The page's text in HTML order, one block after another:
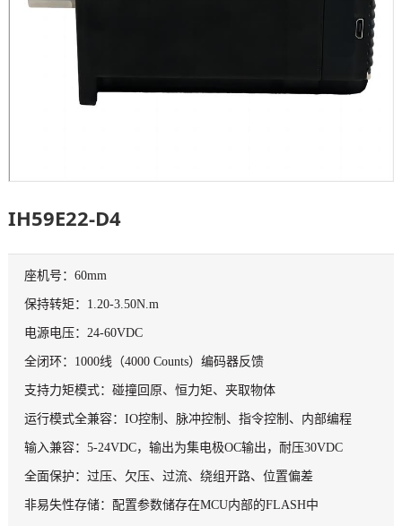
IH59E22-D4
座机号：60mm
保持转矩：1.20-3.50N.m
电源电压：24-60VDC
全闭环：1000线（4000 Counts）编码器反馈
支持力矩模式：碰撞回原、恒力矩、夹取物体
运行模式全兼容：IO控制、脉冲控制、指令控制、内部编程
输入兼容：5-24VDC，输出为集电极OC输出，耐压30VDC
全面保护：过压、欠压、过流、绕组开路、位置偏差
非易失性存储：配置参数储存在MCU内部的FLASH中